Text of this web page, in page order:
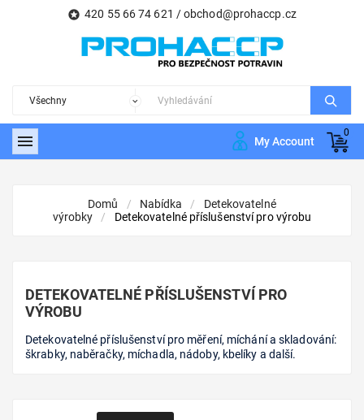
 420 55 66 74 621 /obchod@prohaccp.cz
 My Account
0
Domů Nabídka
Detekovatelné
výrobky
Detekovatelné příslušenství pro výrobu
DETEKOVATELNÉ PŘÍSLUŠENSTVÍ PRO
VÝROBU
Detekovatelné příslušenství pro měření, míchání a skladování:
škrabky, naběračky, míchadla, nádoby, kbelíky a další.